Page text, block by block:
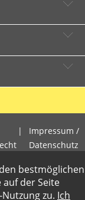
bestmöglichen
auf der Seite
Nutzungzu. Ich
Angriffe
|
Impressum /
Datenschutz
die Anzeige der
zzgl.Service- und